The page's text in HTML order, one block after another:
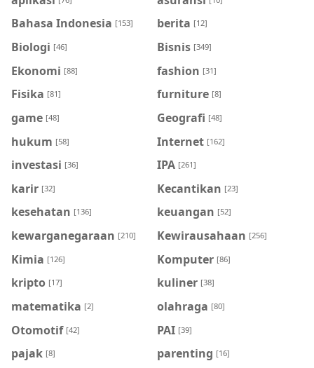
Bahasa Indonesia [153] berita [12]
Biologi [46] Bisnis [349]
Ekonomi [88] fashion [31]
Fisika [81] furniture [8]
game [48] Geografi [48]
hukum [58] Internet [162]
investasi [36] IPA [261]
karir [32] Kecantikan [23]
kesehatan [136] keuangan [52]
kewarganegaraan [210] Kewirausahaan [256]
Kimia [126] Komputer [86]
kripto [17] kuliner [38]
matematika [2] olahraga [80]
Otomotif [42] PAI [39]
pajak [8] parenting [16]